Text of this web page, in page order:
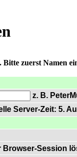
zuerst Namen
z. B.
Server-Zeit: 5.
Browser-Session